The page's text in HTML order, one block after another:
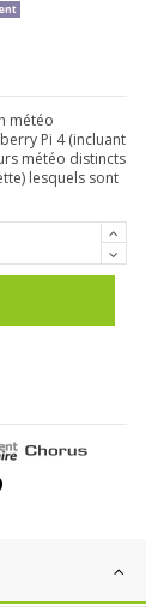
météo
Pi 4 (incluant
météo distincts
lesquels sont